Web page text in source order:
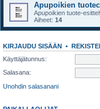
Apupoikien
Apupoikien tuote-
Aiheet: 14
KIRJAUDU SISÄÄN •
Käyttäjätunnus:
Salasana:
Unohdin salasanani